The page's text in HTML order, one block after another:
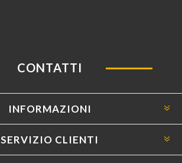
CONTATTI
INFORMAZIONI
SERVIZIO CLIENTI